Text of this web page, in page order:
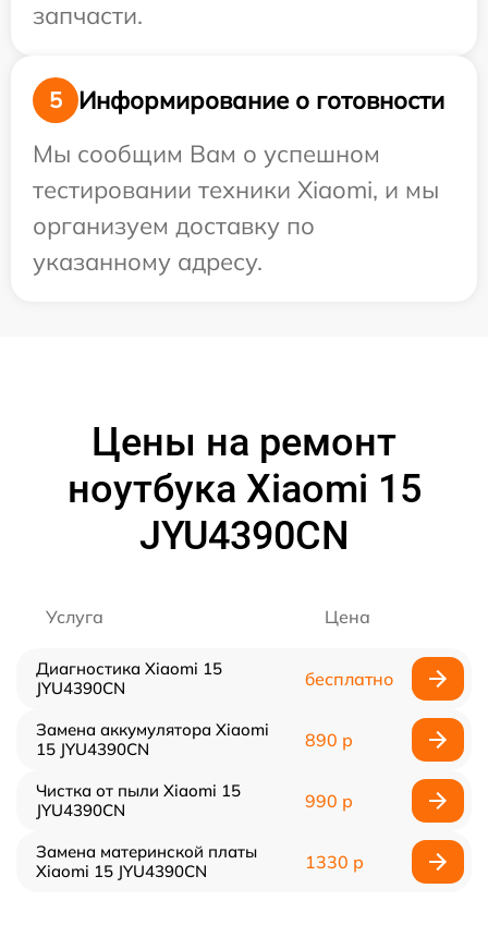
запчасти.
5
Информирование о готовности
Мы сообщим Вам о успешном
тестировании техники Xiaomi, и мы
организуем доставку по
указанному адресу.
Цены на ремонт
ноутбука Xiaomi 15
JYU4390CN
Услуга Цена
Диагностика Xiaomi 15
JYU4390CN
бесплатно
Замена аккумулятора Xiaomi
15 JYU4390CN
890 р
Чистка от пыли Xiaomi 15
JYU4390CN
990 р
Замена материнской платы
Xiaomi 15 JYU4390CN
1330 р